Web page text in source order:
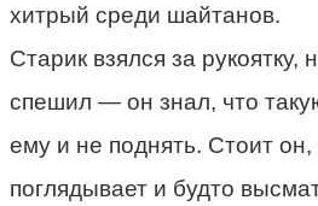
хитрый среди шайтанов.
Старик взялся за рукоятку,
спешил — он знал, что
ему и не поднять. Стоит
поглядывает и будто